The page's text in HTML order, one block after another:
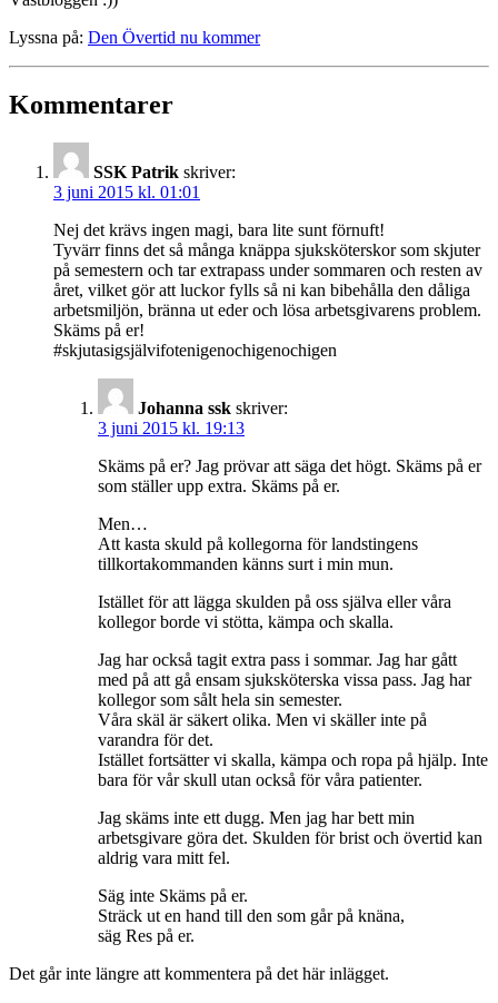
Lyssna på: Den Övertid nu kommer
Kommentarer
SSK Patrik skriver:
3 juni 2015 kl. 01:01
Nej det krävs ingen magi, bara lite sunt förnuft!
Tyvärr finns det så många knäppa sjuksköterskor som skjuter
på semestern och tar extrapass under sommaren och resten av
året, vilket gör att luckor fylls så ni kan bibehålla den dåliga
arbetsmiljön, bränna ut eder och lösa arbetsgivarens problem.
Skäms på er!
#skjutasigsjälvifotenigenochigenochigen
Johanna ssk skriver:
3 juni 2015 kl. 19:13
Skäms på er? Jag prövar att säga det högt. Skäms på er
som ställer upp extra. Skäms på er.
Men…
Att kasta skuld på kollegorna för landstingens
tillkortakommanden känns surt i min mun.
Istället för att lägga skulden på oss själva eller våra
kollegor borde vi stötta, kämpa och skalla.
Jag har också tagit extra pass i sommar. Jag har gått
med på att gå ensam sjuksköterska vissa pass. Jag har
kollegor som sålt hela sin semester.
Våra skäl är säkert olika. Men vi skäller inte på
varandra för det.
Istället fortsätter vi skalla, kämpa och ropa på hjälp. Inte
bara för vår skull utan också för våra patienter.
Jag skäms inte ett dugg. Men jag har bett min
arbetsgivare göra det. Skulden för brist och övertid kan
aldrig vara mitt fel.
Säg inte Skäms på er.
Sträck ut en hand till den som går på knäna,
säg Res på er.
Det går inte längre att kommentera på det här inlägget.